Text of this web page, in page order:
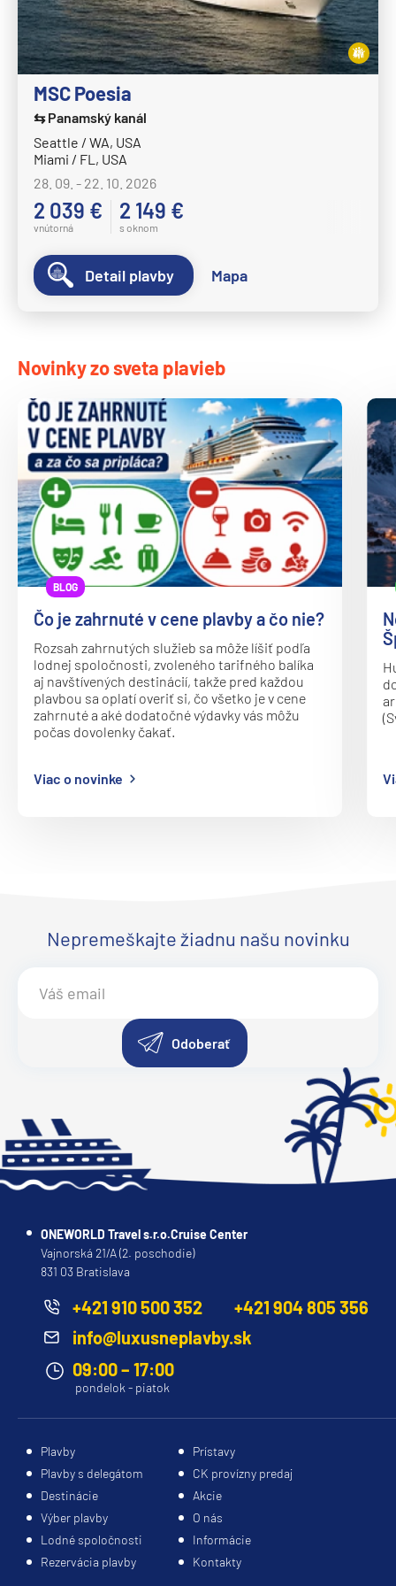
Afrika
Indický oceán
Seychely a Maurícius
Havaj a Južný Pacifik
Havajské ostrovy
Tahiti a Južný Pacifik
Repozičné plavby
Repozičné plavby
Transatlantické plavby
⇆ Panamský kanál
Plavby okolo sveta
Plavba okolo sveta - segment
Plavby okolo sveta
Expedičné plavby
Antarktída
Arktída
Expedičné plavby
Galapágy
Potvrdiť
MSC Poesia
⇆ Panamský kanál
Seattle / WA, USA
Miami / FL, USA
28. 09. - 22. 10. 2026
2 039 €
vnútorná
2 149 €
s oknom
Detail plavby Mapa
Novinky zo sveta plavieb
BLOG
Čo je zahrnuté v cene plavby a čo nie?
Rozsah zahrnutých služieb sa môže líšiť podľa
lodnej spoločnosti, zvoleného tarifného balíka
aj navštívených destinácií, takže pred každou
plavbou sa oplatí overiť si, čo všetko je v cene
zahrnuté a aké dodatočné výdavky vás môžu
počas dovolenky čakať.
Viac o novinke
Nepremeškajte žiadnu našu novinku
Odoberať
ONEWORLD Travel s.r.o.Cruise Center
Vajnorská 21/A (2. poschodie)
831 03 Bratislava
+421 910 500 352
+421 904 805 356
info@luxusneplavby.sk
09:00 – 17:00
pondelok - piatok
Plavby
Prístavy
Plavby s delegátom
CK provízny predaj
Destinácie
Akcie
Výber plavby
O nás
Lodné spoločnosti
Informácie
Rezervácia plavby
Kontakty